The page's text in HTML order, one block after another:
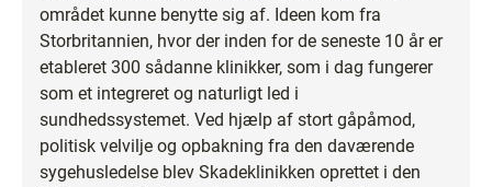
området kunne benytte sig af. Ideen kom fra
Storbritannien, hvor der inden for de seneste 10 år er
etableret 300 sådanne klinikker, som i dag fungerer
som et integreret og naturligt led i
sundhedssystemet. Ved hjælp af stort gåpåmod,
politisk velvilje og opbakning fra den daværende
sygehusledelse blev Skadeklinikken oprettet i den